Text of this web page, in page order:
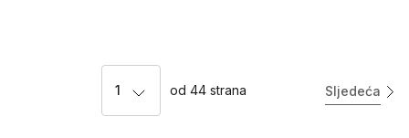
1 od 44 strana Sljedeća